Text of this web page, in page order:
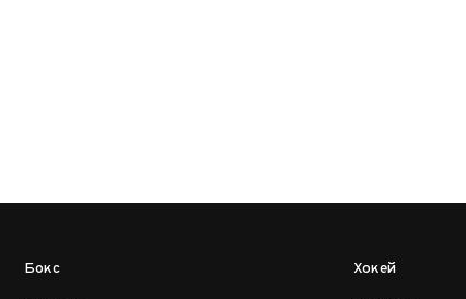
Бокс Хокей